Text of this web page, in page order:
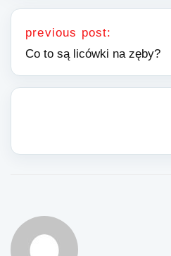
Nawigacja wpisu
previous post:
Co to są licówki na zęby?